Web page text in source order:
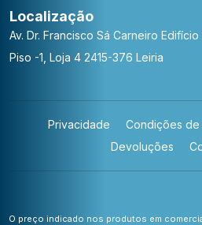
Localização
Av. Dr. Francisco Sá Carneiro Edifício
Piso -1, Loja 4 2415-376 Leiria
Privacidade Condições de
Devoluções
O preço indicado nos produtos em